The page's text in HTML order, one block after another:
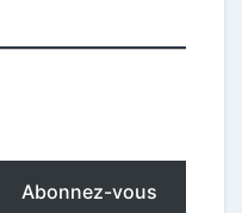
Abonnez-vous